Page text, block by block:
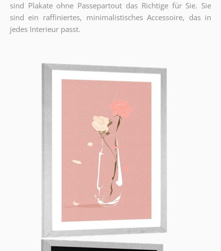
sind Plakate ohne Passepartout das Richtige für Sie. Sie
sind ein raffiniertes, minimalistisches Accessoire, das in
jedes Interieur passt.